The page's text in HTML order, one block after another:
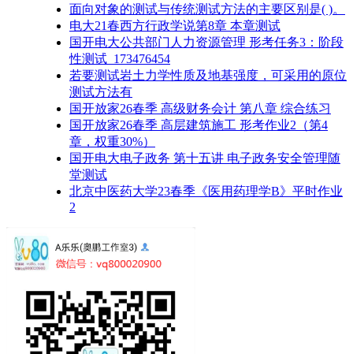
面向对象的测试与传统测试方法的主要区别是( )。
电大21春西方行政学说第8章 本章测试
国开电大公共部门人力资源管理 形考任务3：阶段
性测试_173476454
若要测试岩土力学性质及地基强度，可采用的原位
测试方法有
国开放家26春季 高级财务会计 第八章 综合练习
国开放家26春季 高层建筑施工 形考作业2（第4
章，权重30%）
国开电大电子政务 第十五讲 电子政务安全管理随
堂测试
北京中医药大学23春季《医用药理学B》平时作业
2